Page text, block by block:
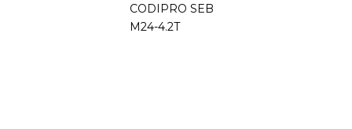
CODIPRO SEB
M24-4.2T